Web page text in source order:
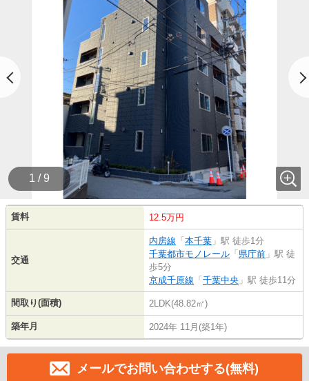
1 / 9
賃料 12.5万円
交通
内房線 「 本千葉 」駅 徒歩1分
千葉都市モノレール 「 県庁前 」駅 徒
歩5分
京成千原線 「 千葉中央 」駅 徒歩11分
間取り(面積) 2LDK(48.82㎡)
築年月 2024年 11月(築1年)
メールでお問い合わせする(無料)